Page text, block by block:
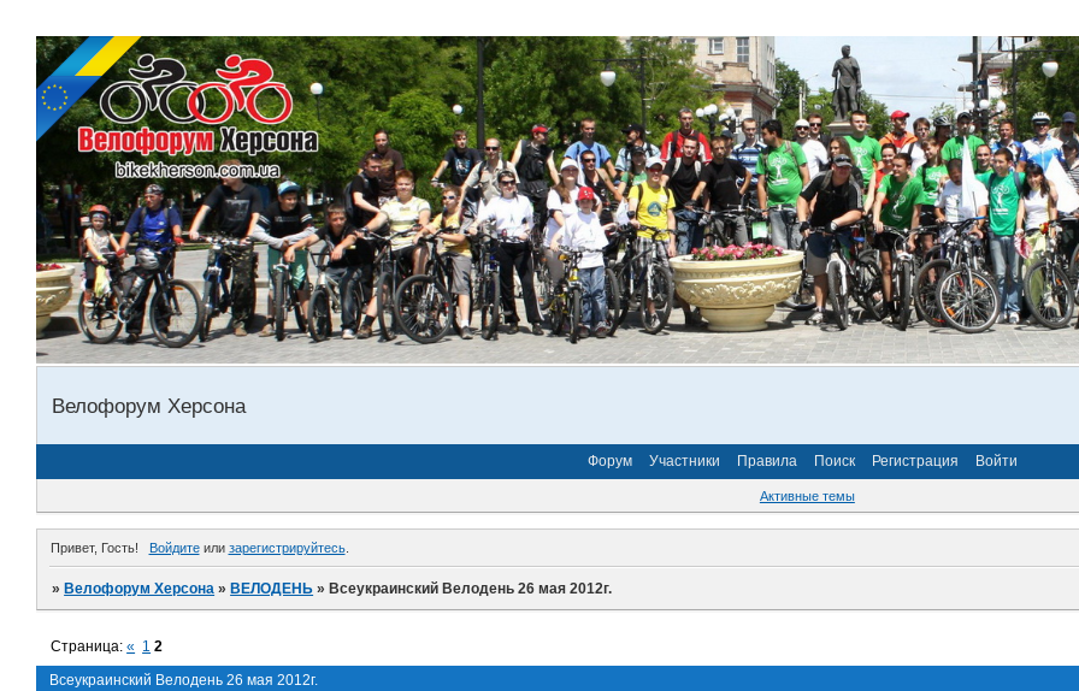
Велофорум Херсона
Форум Участники Правила Поиск Регистрация Войти
Активные темы
Привет, Гость! Войдитеили зарегистрируйтесь.
» Велофорум Херсона » ВЕЛОДЕНЬ » Всеукраинский Велодень 26 мая 2012г.
Всеукраинский Велодень 26 мая 2012г.
Страница:« 1 2